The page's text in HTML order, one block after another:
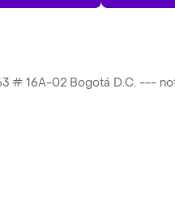
# 16A-02 Bogotá D.C. ---